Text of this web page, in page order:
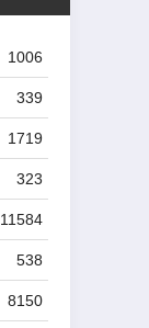
1006
339
1719
323
11584
538
8150